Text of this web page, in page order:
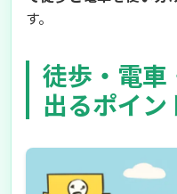
す。
徒歩・電車
出るポイン